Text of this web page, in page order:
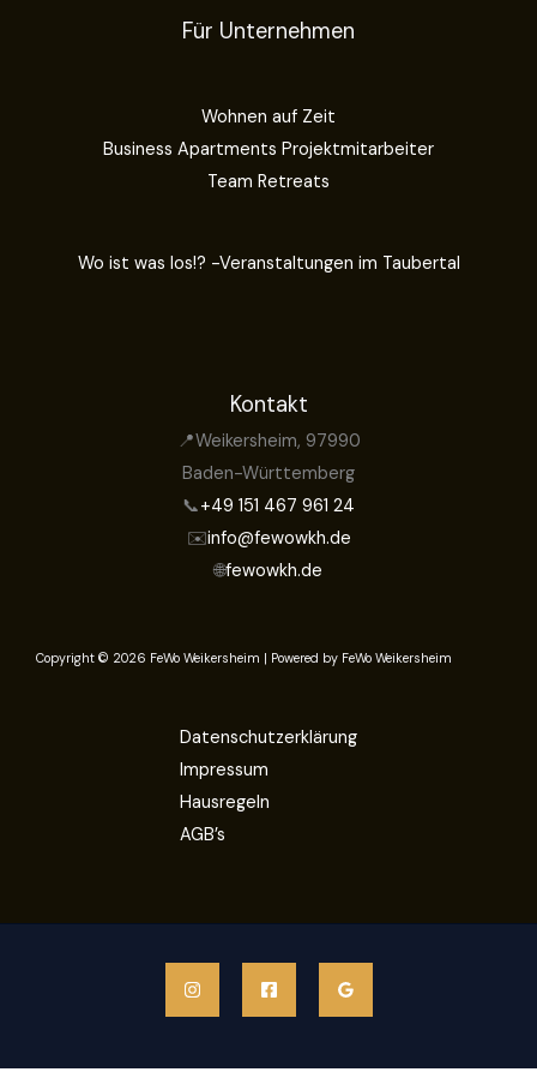
Für Unternehmen
Wohnen auf Zeit
Business Apartments Projektmitarbeiter
Team Retreats
Wo ist was los!? -Veranstaltungen im Taubertal
Kontakt
📍Weikersheim, 97990
Baden-Württemberg
📞+49 151 467 961 24
✉️info@fewowkh.de
🌐fewowkh.de
Copyright © 2026 FeWo Weikersheim | Powered by FeWo Weikersheim
Datenschutzerklärung
Impressum
Hausregeln
AGB’s